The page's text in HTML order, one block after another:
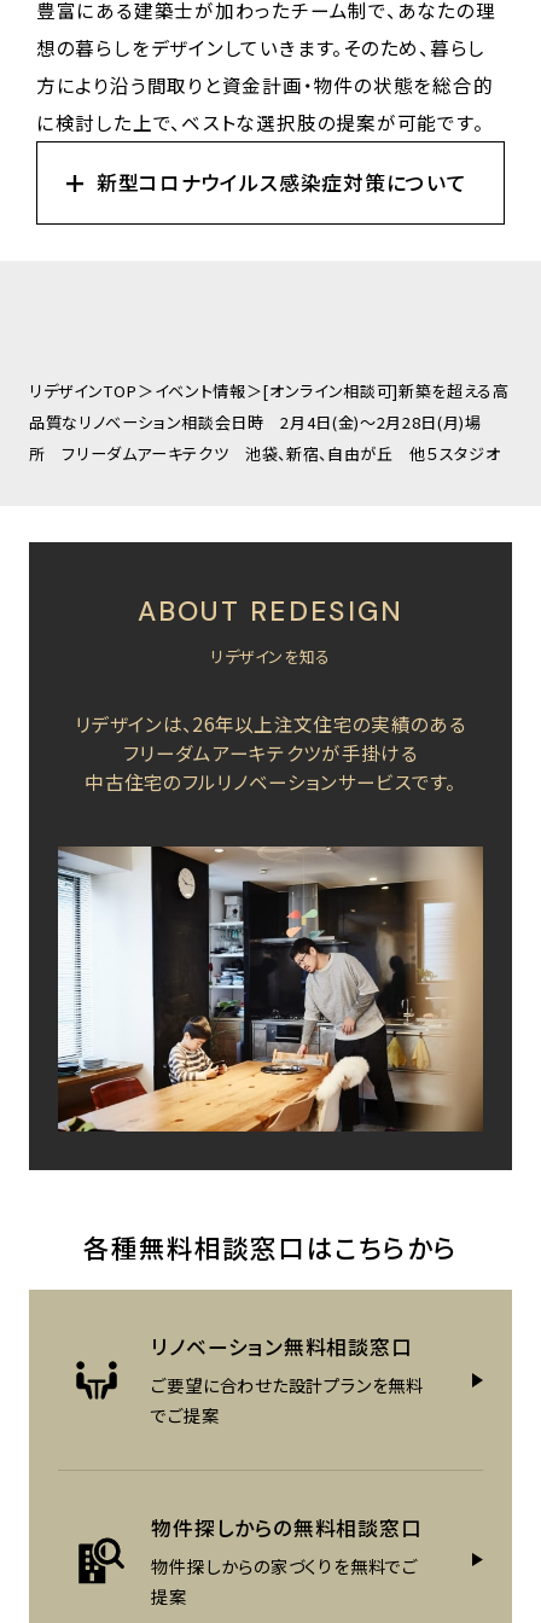
豊富にある建築士が加わったチーム制で、あなたの理
想の暮らしをデザインしていきます。そのため、暮らし
方により沿う間取りと資金計画・物件の状態を総合的
に検討した上で、ベストな選択肢の提案が可能です。
新型コロナウイルス感染症対策について
フリーダムでは、新型コロナウイルスの感染拡大に伴い、お客様
・スタジオ内の換気を定期的に実施します。
・打合せ時の社員のマスク着用、手指のアルコール消毒の徹底。
・お客様へ手指アルコール消毒のお願い。
どお客様のご要望に応じてご対応させていただきます。
お客様がご安心してご来場いただけるよう、今後も努めて参りま
リデザインTOP イベント情報
[オンライン相談可]新築を超える高
品質なリノベーション相談会日時 2月4日(金)～2月28日(月)場
所 フリーダムアーキテクツ 池袋、新宿、自由が丘 他５スタジオ
ABOUT REDESIGN
リデザインを知る
リデザインは、26年以上注文住宅の実績のある
フリーダムアーキテクツが手掛ける
中古住宅のフルリノベーションサービスです。
各種無料相談窓口はこちらから
リノベーション無料相談窓口
ご要望に合わせた設計プランを無料
でご提案
物件探しからの無料相談窓口
物件探しからの家づくりを無料でご
提案